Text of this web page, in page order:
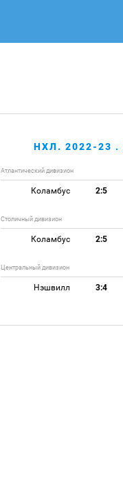
НХЛ. 2022-23 .
Атлантический дивизион
Коламбус 2:5
Столичный дивизион
Коламбус 2:5
Центральный дивизион
Нэшвилл 3:4